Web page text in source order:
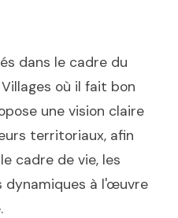
dans le cadre du
où il fait bon
une vision claire
territoriaux, afin
cadre de vie, les
dynamiques à l'œuvre